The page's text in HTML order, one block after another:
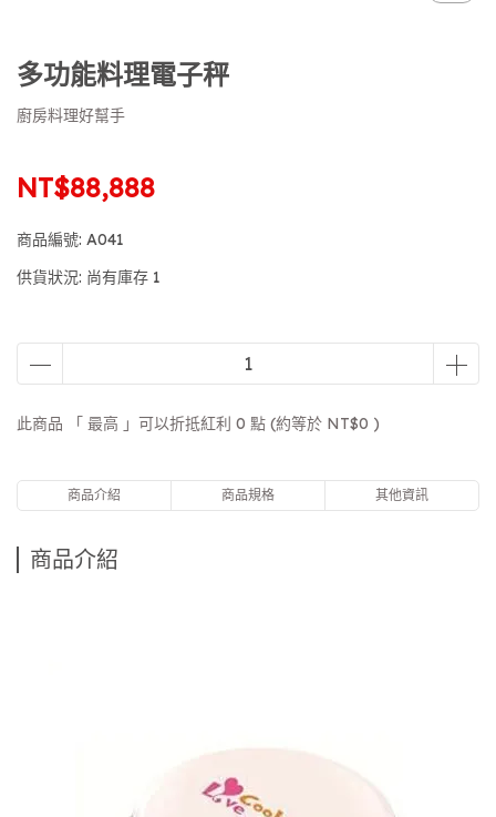
多功能料理電子秤
廚房料理好幫手
NT$88,888
商品編號: A041
供貨狀況: 尚有庫存 1
此商品 「 最高 」可以折抵紅利 0 點 (約等於 NT$0 )
商品介紹 商品規格 其他資訊
商品介紹